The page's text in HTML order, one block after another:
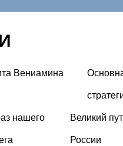
Вениамина
нашего
Великий
России